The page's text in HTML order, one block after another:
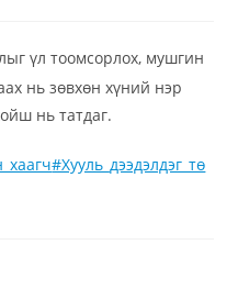
үл тоомсорлох, мушгин
нь зөвхөн хүний нэр
нь татдаг.
#Хууль_дээдэлдэг_тө